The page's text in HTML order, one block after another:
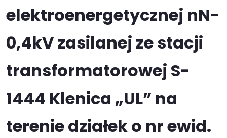
elektroenergetycznej nN-
0,4kV zasilanej ze stacji
transformatorowej S-
1444 Klenica „UL” na
terenie działek o nr ewid.